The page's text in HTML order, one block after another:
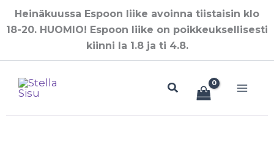
Siirry
sisältöön
Heinäkuussa Espoon liike avoinna tiistaisin klo
18-20. HUOMIO! Espoon liike on poikkeuksellisesti
kiinni la 1.8 ja ti 4.8.
Hae